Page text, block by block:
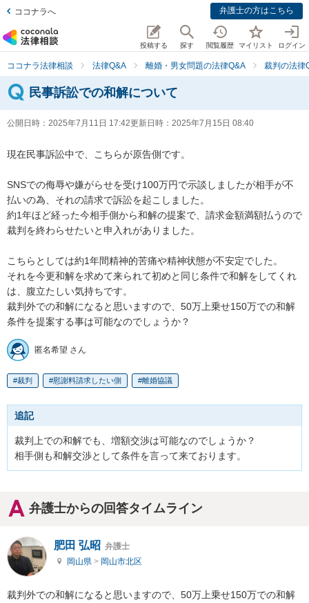
ココナラへ 弁護士の方はこちら
投稿する 探す 閲覧履歴 マイリスト ログイン
ココナラ法律相談 法律Q&A 離婚・男女問題の法律Q&A 裁判の法律
民事訴訟での和解について
公開日時： 2025年7月11日 17:42更新日時： 2025年7月15日 08:40
現在民事訴訟中で、こちらが原告側です。
SNSでの侮辱や嫌がらせを受け100万円で示談しましたが相手が不
払いの為、それの請求で訴訟を起こしました。
約1年ほど経った今相手側から和解の提案で、請求金額満額払うので
裁判を終わらせたいと申入れがありました。
こちらとしては約1年間精神的苦痛や精神状態が不安定でした。
それを今更和解を求めて来られて初めと同じ条件で和解をしてくれ
は、腹立たしい気持ちです。
裁判外での和解になると思いますので、50万上乗せ150万での和解
条件を提案する事は可能なのでしょうか？
匿名希望 さん
裁判 慰謝料請求したい側 離婚協議
追記
裁判上での和解でも、増額交渉は可能なのでしょうか？
相手側も和解交渉として条件を言って来ております。
弁護士からの回答タイムライン
肥田 弘昭 弁護士
岡山県 > 岡山市北区
裁判外での和解になると思いますので、50万上乗せ150万での和解